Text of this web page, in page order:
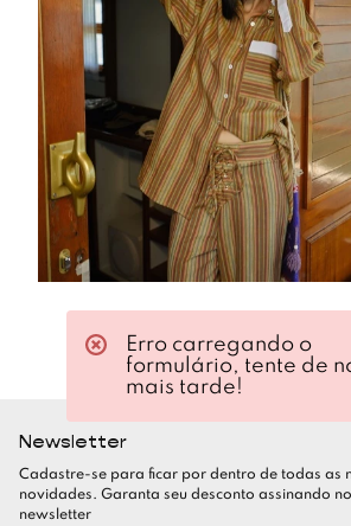
Newsletter
Cadastre-se para ficar por dentro de todas as
novidades. Garanta seu desconto assinando
newsletter
Erro carregando o
formulário, tente de
mais tarde!